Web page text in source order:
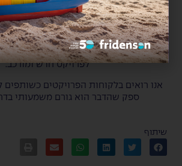
הדרך, אך ישנו מרכיב אחד, יחיד וחשוב
עם הלקוח. לאורך השנים מלווים את
פרויקטאלים רבים אשר מפקידים בידיה
ויקר הערך שלהם. היכרות רבת השנים
מבסס את יחסי האמון כבר מראשית
לפרויקט חדש ומורכב.
אנו רואים בלקוחות הפרויקטים כשותפים
ספק שהדבר הוא גורם משמעותי
שיתוף